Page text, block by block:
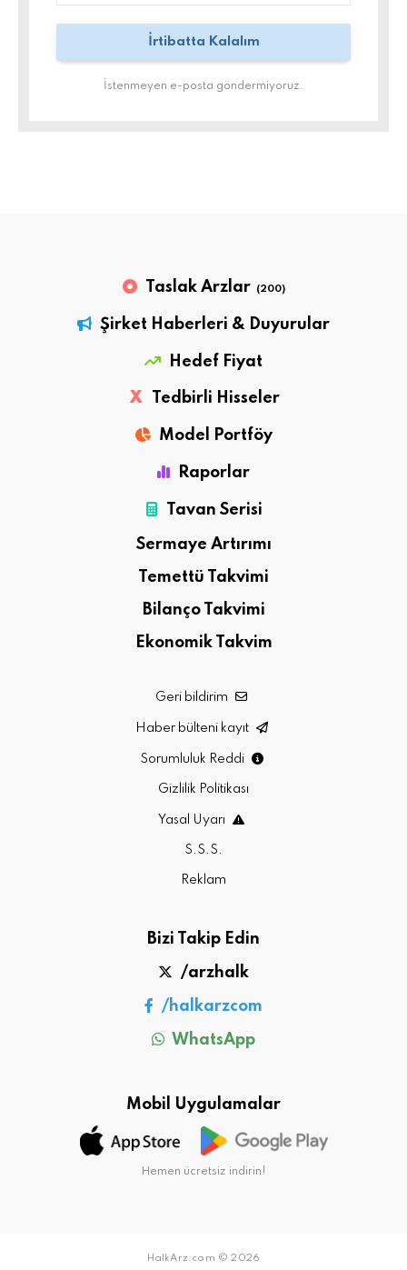
İstenmeyen e-posta göndermiyoruz.
Taslak Arzlar (200)
Şirket Haberleri & Duyurular
Hedef Fiyat
X Tedbirli Hisseler
Model Portföy
Raporlar
Tavan Serisi
Sermaye Artırımı
Temettü Takvimi
Bilanço Takvimi
Ekonomik Takvim
Geri bildirim
Haber bülteni kayıt
Sorumluluk Reddi
Gizlilik Politikası
Yasal Uyarı
S.S.S.
Reklam
Bizi Takip Edin
/arzhalk
/halkarzcom
WhatsApp
Mobil Uygulamalar
Hemen ücretsiz indirin!
HalkArz.com © 2026